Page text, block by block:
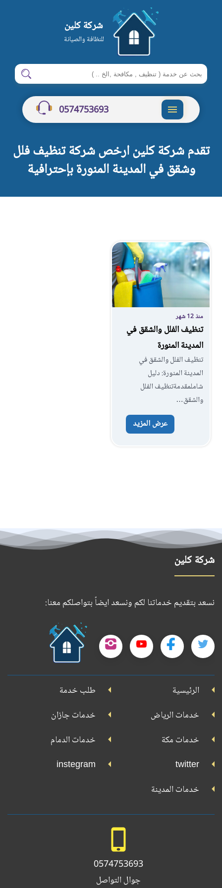
شركة كلين
للنظافة والصيانة
ابحث
في
شركة
كلين
ابحث
0574753693
تقدم شركة كلين ارخص شركة تنظيف فلل
وشقق في المدينة المنورة بإحترافية
منذ 12 شهر
تنظيف الفلل والشقق في
المدينة المنورة
تنظيف الفلل والشقق في
المدينة المنورة: دليل
شاملمقدمةتنظيف الفلل
والشقق…
عرض المزيد
شركة كلين
نسعد بتقديم خدماتنا لكم ونسعد ايضاً بتواصلكم معنا:
تابعنا
تويتر
تابعنا
تابعنا
تابعنا
إنستجرام
جوجل
الرئيسية
طلب خدمة
خدمات الرياض
خدمات جازان
خدمات مكة
خدمات الدمام
twitter
instegram
خدمات المدينة
0574753693
جوال التواصل